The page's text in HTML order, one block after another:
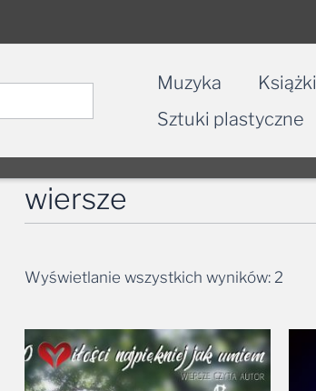
Muzyka Książki
Sztuki plastyczne
wiersze
Wyświetlanie wszystkich wyników: 2